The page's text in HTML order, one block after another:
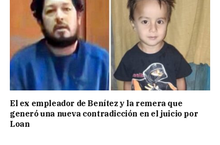
El ex empleador de Benítez y la remera que
generó una nueva contradicción en el juicio por
Loan